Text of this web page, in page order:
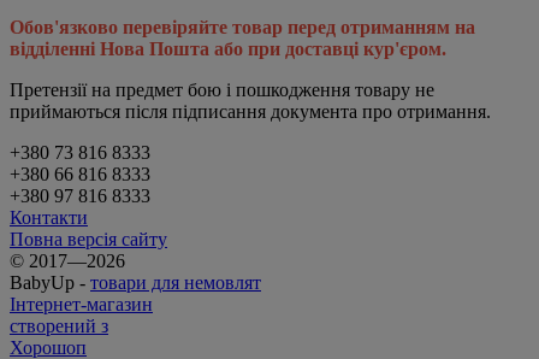
Обов'язково перевіряйте товар перед отриманням на
відділенні Нова Пошта або при доставці кур'єром.
Претензії на предмет бою і пошкодження товару не
приймаються після підписання документа про отримання.
+380 73 816 8333
+380 66 816 8333
+380 97 816 8333
Контакти
Повна версія сайту
© 2017—2026
BabyUp - товари для немовлят
Інтернет-магазин
створений з
Хорошоп